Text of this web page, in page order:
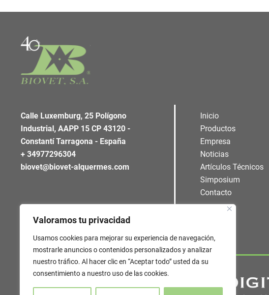
Valoramos tu privacidad
Usamos cookies para mejorar su experiencia de navegación,
mostrarle anuncios o contenidos personalizados y analizar
nuestro tráfico. Al hacer clic en “Aceptar todo” usted da su
consentimiento a nuestro uso de las cookies.
Calle Luxemburg, 25 Polígono
Industrial, AAPP 15 CP 43120 -
Constantí Tarragona - España
+ 34977296304
biovet@biovet-alquermes.com
Inicio
Productos
Empresa
Noticias
Artículos Técnicos
Simposium
Contacto